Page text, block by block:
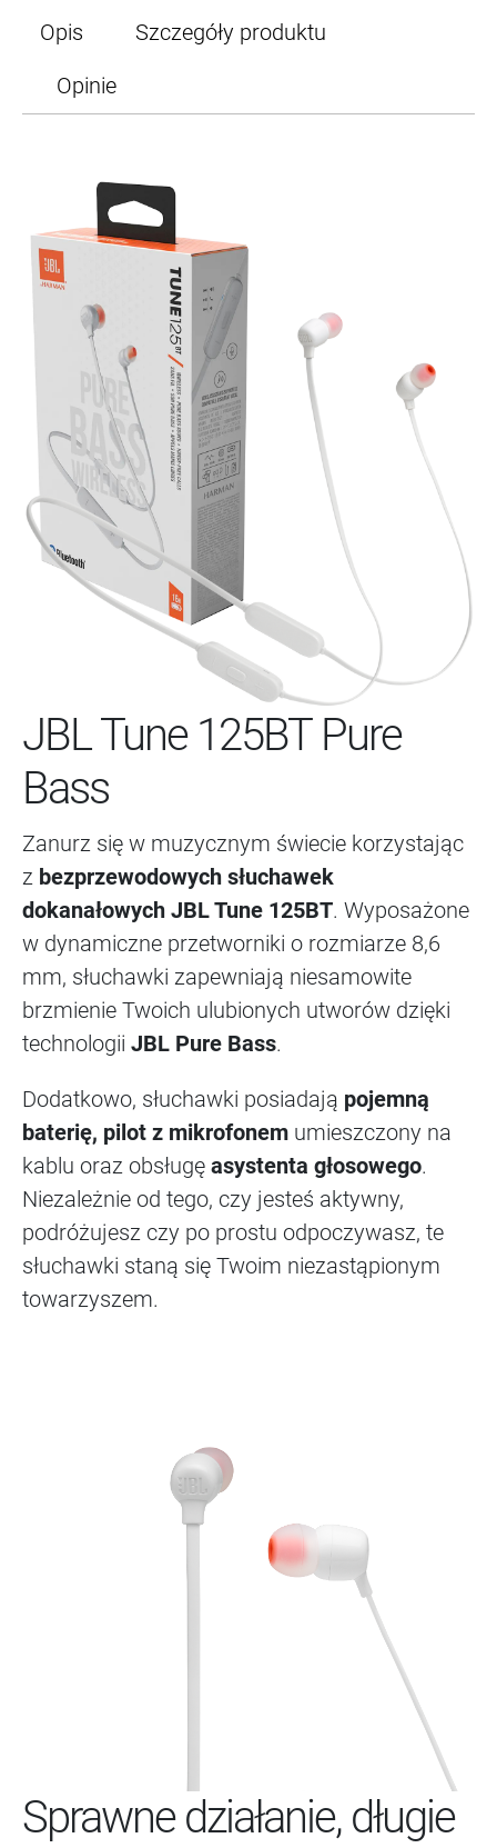
Opis
Szczegóły produktu
Opinie
JBL Tune 125BT Pure
Bass
Zanurz się w muzycznym świecie korzystając
z bezprzewodowych słuchawek
dokanałowych JBL Tune 125BT. Wyposażone
w dynamiczne przetworniki o rozmiarze 8,6
mm, słuchawki zapewniają niesamowite
brzmienie Twoich ulubionych utworów dzięki
technologii JBL Pure Bass.
Dodatkowo, słuchawki posiadają pojemną
baterię, pilot z mikrofonem umieszczony na
kablu oraz obsługę asystenta głosowego.
Niezależnie od tego, czy jesteś aktywny,
podróżujesz czy po prostu odpoczywasz, te
słuchawki staną się Twoim niezastąpionym
towarzyszem.
Sprawne działanie, długie